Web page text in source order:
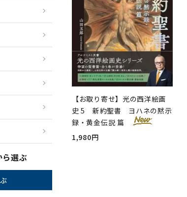
【お取り寄せ】光の西洋絵画
史 5 新約聖書 ヨハネの黙示
録・黄金伝説 篇
1,980円
選ぶ